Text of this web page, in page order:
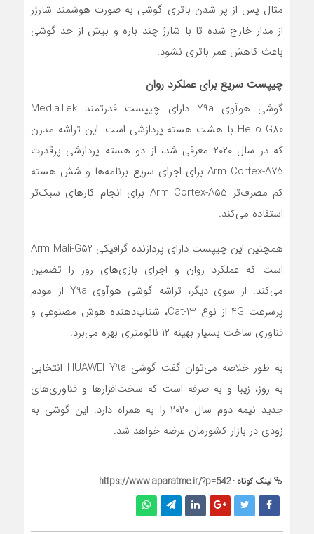
مثال پس از پر شدن باتری گوشی به صورت هوشمند شارژر
از مدار خارج شده تا با شارژ چند باره و بیش از حد گوشی
باعث کاهش عمر باتری نشود.
چیپست سریع برای عملکرد روان
گوشی هوآوی Y9a دارای چیپست قدرتمند MediaTek
Helio G80 با هشت هسته پردازشی است. این تراشه مدرن
که در سال ۲۰۲۰ معرفی شد، از دو هسته پردازشی پرقدرت
Arm Cortex-A75 برای اجرای سریع برنامه‌ها و شش هسته
کم مصرف‌تر Arm Cortex-A55 برای انجام کارهای سبک‌تر
استفاده می‌کند.
همچنین این چیپست دارای پردازنده گرافیکی Arm Mali-G52
است که عملکرد روان و اجرای بازی‌های روز را تضمین
می‌کند. از سوی دیگر، تراشه گوشی هوآوی Y9a از مودم
پرسرعت ۴G از نوع Cat-13، شتاب‌دهنده هوش مصنوعی و
فناوری ساخت بسیار بهینه ۱۲ نانومتری بهره می‌برد.
به طور خلاصه می‌توان گفت گوشی HUAWEI Y9a انتخابی
به روز، زیبا و به صرفه است که سخت‌افزارها و فناوری‌های
جدید نیمه دوم سال ۲۰۲۰ را به همراه دارد. این گوشی به
زودی در بازار کشورمان عرضه خواهد شد.
لینک کوتاه :https://www.aparatme.ir/?p=542